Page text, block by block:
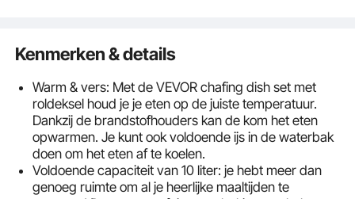
Kenmerken & details
Warm & vers: Met de VEVOR chafing dish set met
roldeksel houd je je eten op de juiste temperatuur.
Dankzij de brandstofhouders kan de kom het eten
opwarmen. Je kunt ook voldoende ijs in de waterbak
doen om het eten af te koelen.
Voldoende capaciteit van 10 liter: je hebt meer dan
genoeg ruimte om al je heerlijke maaltijden te
serveren! Deze set geeft je twee bakjes van halve